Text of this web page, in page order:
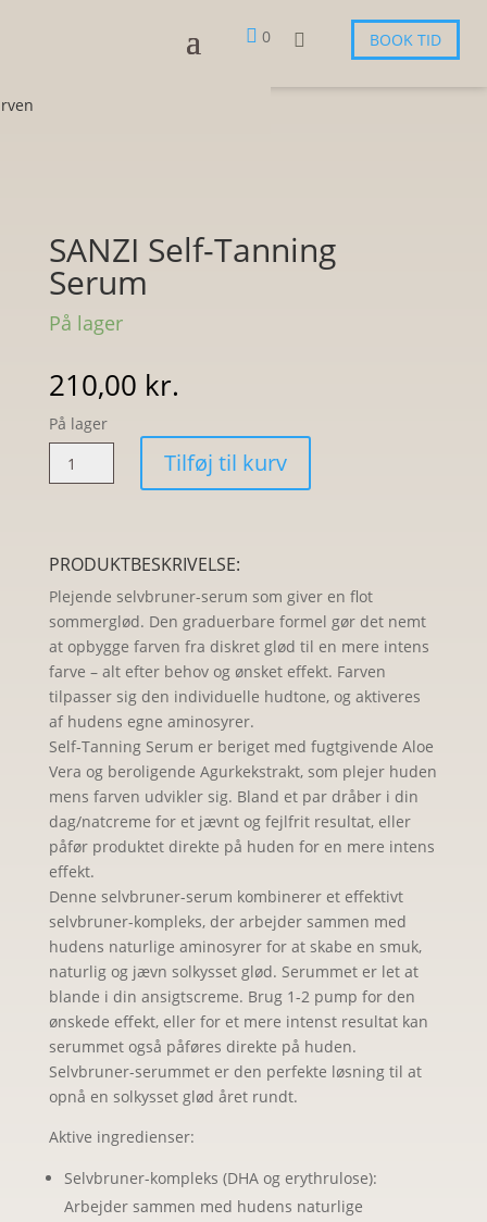
 0  BOOK TID
SANZI Self-Tanning
Serum
På lager
210,00 kr.
På lager
SANZI
Self-
antal
Tilføj til kurv
PRODUKTBESKRIVELSE:
Plejende selvbruner-serum som giver en flot
sommerglød. Den graduerbare formel gør det nemt
at opbygge farven fra diskret glød til en mere intens
farve – alt efter behov og ønsket effekt. Farven
tilpasser sig den individuelle hudtone, og aktiveres
af hudens egne aminosyrer.
Self-Tanning Serum er beriget med fugtgivende Aloe
Vera og beroligende Agurkekstrakt, som plejer huden
mens farven udvikler sig. Bland et par dråber i din
dag/natcreme for et jævnt og fejlfrit resultat, eller
påfør produktet direkte på huden for en mere intens
effekt.
Denne selvbruner-serum kombinerer et effektivt
selvbruner-kompleks, der arbejder sammen med
hudens naturlige aminosyrer for at skabe en smuk,
naturlig og jævn solkysset glød. Serummet er let at
blande i din ansigtscreme. Brug 1-2 pump for den
ønskede effekt, eller for et mere intenst resultat kan
serummet også påføres direkte på huden.
Selvbruner-serummet er den perfekte løsning til at
opnå en solkysset glød året rundt.
Aktive ingredienser:
Selvbruner-kompleks (DHA og erythrulose):
Arbejder sammen med hudens naturlige